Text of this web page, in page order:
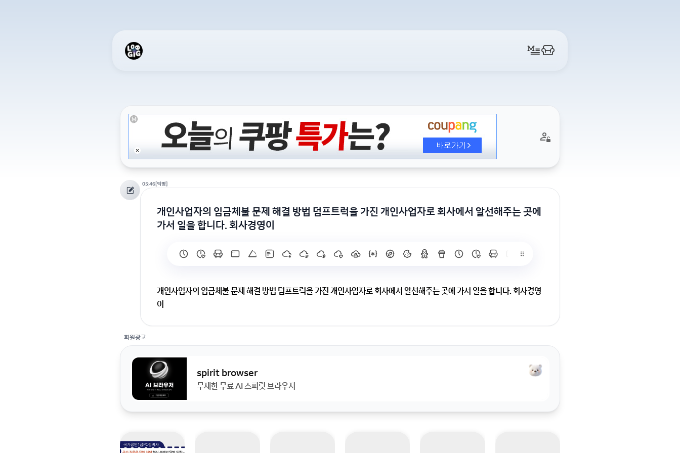
05:46[익명]
개인사업자의 임금체불 문제 해결 방법 덤프트럭을 가진 개인사업자로 회사에서 알선해주는 곳에
가서 일을 합니다. 회사경영이
개인사업자의 임금체불 문제 해결 방법 덤프트럭을 가진 개인사업자로 회사에서 알선해주는 곳에 가서 일을 합니다. 회사경영
이
까지 1억넘게 임금을 주지 않고 있습니다. 가뭄에 콩나듯 두세달에 한번씩 급여를 줬는데, 다음달엔 주겠지 다다음달엔 주겠
지..너그러운마음으로 기다린걸 회사가 이런식으로 이용하네요..회사 앞에 가족이 가서 시위?하거나 집 앞에 찾아가는건 불법
인가요?(전 피해자 자녀입니다)회사사장이 돈 못 주겠다하고 교도소 가버리게 될 경우 구제방법, 고발 절차와 소송 시 대략적
인 기간 궁금합니다. 관련태그: 대여금/채권추심, 고소/소송절차, 수사/체포/구속
회원광고
spirit browser
무제한 무료 AI 스피릿 브라우저